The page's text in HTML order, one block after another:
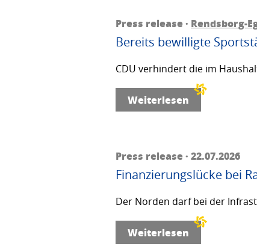
Press release · Rendsborg-
Bereits bewilligte
CDU verhindert die im
Weiterlesen
Press release · 22.07.2026
Finanzierungslücke bei
Der Norden darf bei der
Weiterlesen